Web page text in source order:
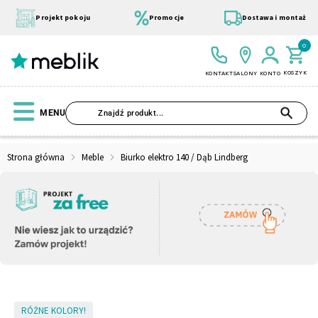
treści
Projekt pokoju Promocje Dostawa i montaż
KONTAKTSALONY KONTO KOSZYK
0
MENU
Strona główna Meble Biurko elektro 140 / Dąb Lindberg
SkipRÓŻNE KOLORY!
Wszystkie Kolekcje Modułowe
Szafa Łóżko
Materace Pufy